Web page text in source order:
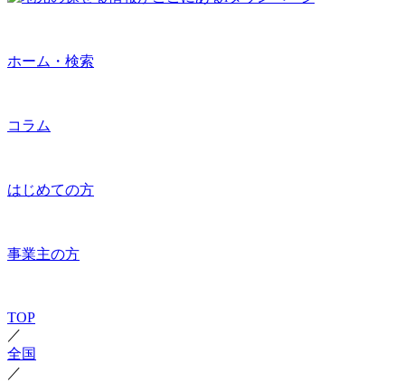
ホーム・検索
コラム
はじめての方
事業主の方
TOP
／
全国
／